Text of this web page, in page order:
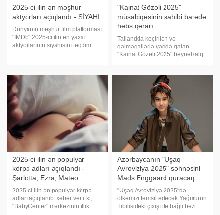
2025-ci ilin ən məşhur
aktyorları açıqlandı - SİYAHI
Dünyanın məşhur film platforması
"IMDb" 2025-ci ilin ən yaxşı
aktyorlarının siyahısını təqdim
siyahını təqdim edirik:
"Kainat Gözəli 2025"
müsabiqəsinin sahibi barədə
həbs qərarı
Tailandda keçirilən və
qalmaqallarla yadda qalan
"Kainat Gözəli 2025" beynəlxalq
Boş olub. Lakin yarışma başa
çatsa da, onun ətrafındakı
2025-ci ilin ən populyar
körpə adları açıqlandı -
Şarlotta, Ezra, Mateo
2025-ci ilin ən populyar körpə
adları açıqlanıb. xəbər verir ki,
"BabyCenter" mərkəzinin illik
Azərbaycanın "Uşaq
Avroviziya 2025" səhnəsini
Mads Enggaard quracaq
"Uşaq Avroviziya 2025″də
ölkəmizi təmsil edəcək Yağmurun
Tibilisidəki çıxışı ilə bağlı bəzi